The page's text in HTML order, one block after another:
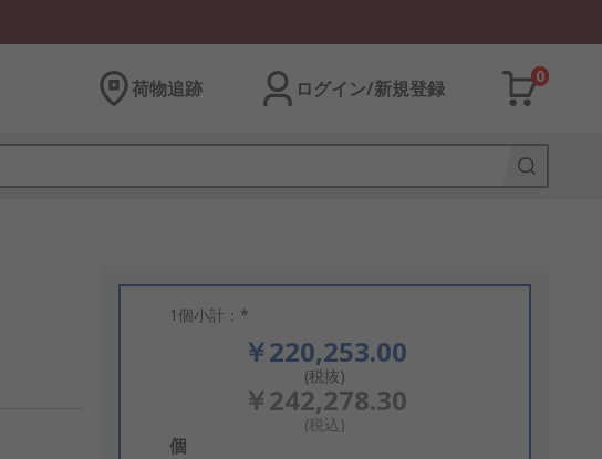
荷物追跡 ログイン/新規登録
0
1個小計：*
￥220,253.00
(税抜)
￥242,278.30
(税込)
Add
個